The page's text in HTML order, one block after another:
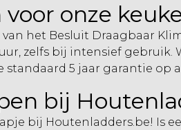
onze
het Besluit Draagbaar
zelfs bij intensief
5 jaar garantie op
bij
bij Houtenladders.be! Is